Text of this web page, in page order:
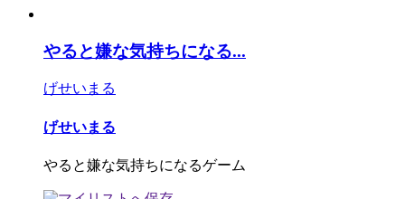
やると嫌な気持ちになる...
げせいまる
げせいまる
やると嫌な気持ちになるゲーム